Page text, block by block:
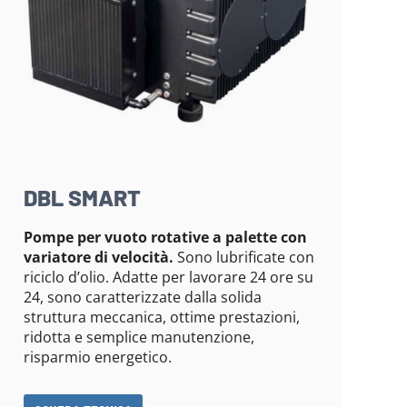
DBL SMART
Pompe per vuoto rotative a palette con
variatore di velocità. Sono lubrificate con
riciclo d’olio. Adatte per lavorare 24 ore su
24, sono caratterizzate dalla solida
struttura meccanica, ottime prestazioni,
ridotta e semplice manutenzione,
risparmio energetico.